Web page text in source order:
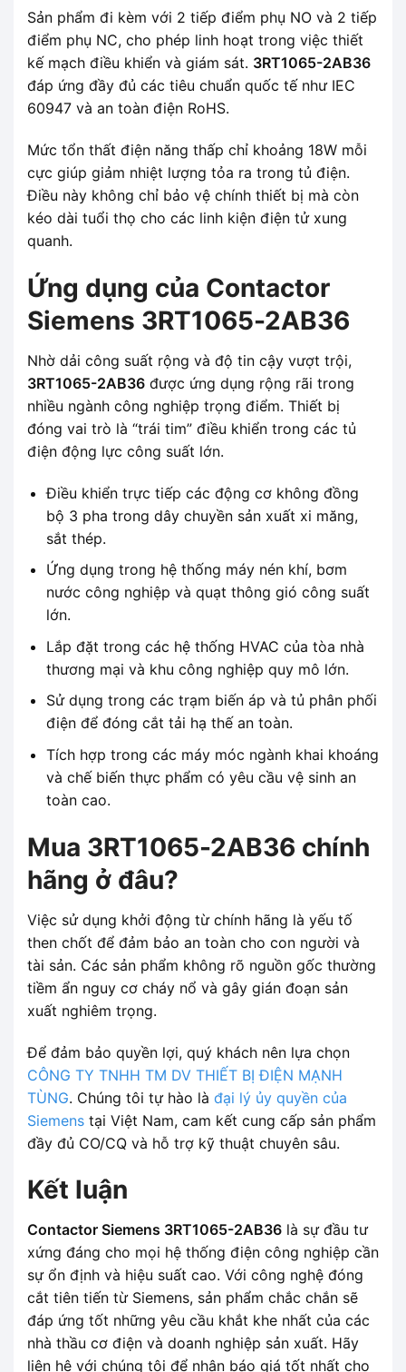
Sản phẩm đi kèm với 2 tiếp điểm phụ NO và 2 tiếp
điểm phụ NC, cho phép linh hoạt trong việc thiết
kế mạch điều khiển và giám sát. 3RT1065-2AB36
đáp ứng đầy đủ các tiêu chuẩn quốc tế như IEC
60947 và an toàn điện RoHS.
Mức tổn thất điện năng thấp chỉ khoảng 18W mỗi
cực giúp giảm nhiệt lượng tỏa ra trong tủ điện.
Điều này không chỉ bảo vệ chính thiết bị mà còn
kéo dài tuổi thọ cho các linh kiện điện tử xung
quanh.
Ứng dụng của Contactor
Siemens 3RT1065-2AB36
Nhờ dải công suất rộng và độ tin cậy vượt trội,
3RT1065-2AB36 được ứng dụng rộng rãi trong
nhiều ngành công nghiệp trọng điểm. Thiết bị
đóng vai trò là “trái tim” điều khiển trong các tủ
điện động lực công suất lớn.
Điều khiển trực tiếp các động cơ không đồng
bộ 3 pha trong dây chuyền sản xuất xi măng,
sắt thép.
Ứng dụng trong hệ thống máy nén khí, bơm
nước công nghiệp và quạt thông gió công suất
lớn.
Lắp đặt trong các hệ thống HVAC của tòa nhà
thương mại và khu công nghiệp quy mô lớn.
Sử dụng trong các trạm biến áp và tủ phân phối
điện để đóng cắt tải hạ thế an toàn.
Tích hợp trong các máy móc ngành khai khoáng
và chế biến thực phẩm có yêu cầu vệ sinh an
toàn cao.
Mua 3RT1065-2AB36 chính
hãng ở đâu?
Việc sử dụng khởi động từ chính hãng là yếu tố
then chốt để đảm bảo an toàn cho con người và
tài sản. Các sản phẩm không rõ nguồn gốc thường
tiềm ẩn nguy cơ cháy nổ và gây gián đoạn sản
xuất nghiêm trọng.
Để đảm bảo quyền lợi, quý khách nên lựa chọn
CÔNG TY TNHH TM DV THIẾT BỊ ĐIỆN MẠNH
TÙNG. Chúng tôi tự hào là đại lý ủy quyền của
Siemens tại Việt Nam, cam kết cung cấp sản phẩm
đầy đủ CO/CQ và hỗ trợ kỹ thuật chuyên sâu.
Kết luận
Contactor Siemens 3RT1065-2AB36 là sự đầu tư
xứng đáng cho mọi hệ thống điện công nghiệp cần
sự ổn định và hiệu suất cao. Với công nghệ đóng
cắt tiên tiến từ Siemens, sản phẩm chắc chắn sẽ
đáp ứng tốt những yêu cầu khắt khe nhất của các
nhà thầu cơ điện và doanh nghiệp sản xuất. Hãy
liên hệ với chúng tôi để nhận báo giá tốt nhất cho